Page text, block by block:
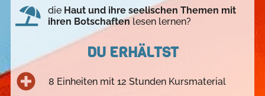
die Haut und ihre seelischen Themen mit
ihren Botschaften lesen lernen?
DU ERHÄLTST
8 Einheiten mit 12 Stunden Kursmaterial